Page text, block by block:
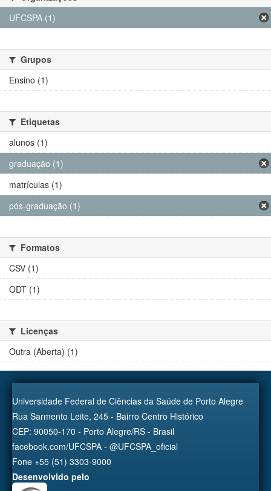
UFCSPA (1)
Grupos
Ensino (1)
Etiquetas
alunos (1)
graduação (1)
matrículas (1)
pós-graduação (1)
Formatos
CSV (1)
ODT (1)
Licenças
Outra (Aberta) (1)
Universidade Federal de Ciências da Saúde de Porto Alegre
Rua Sarmento Leite, 245 - Bairro Centro Histórico
CEP: 90050-170 - Porto Alegre/RS - Brasil
facebook.com/UFCSPA - @UFCSPA_oficial
Fone +55 (51) 3303-9000
Desenvolvido pelo